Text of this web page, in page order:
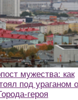
мужества: как
под ураганом
героя